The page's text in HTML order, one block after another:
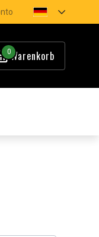
0Warenkorb